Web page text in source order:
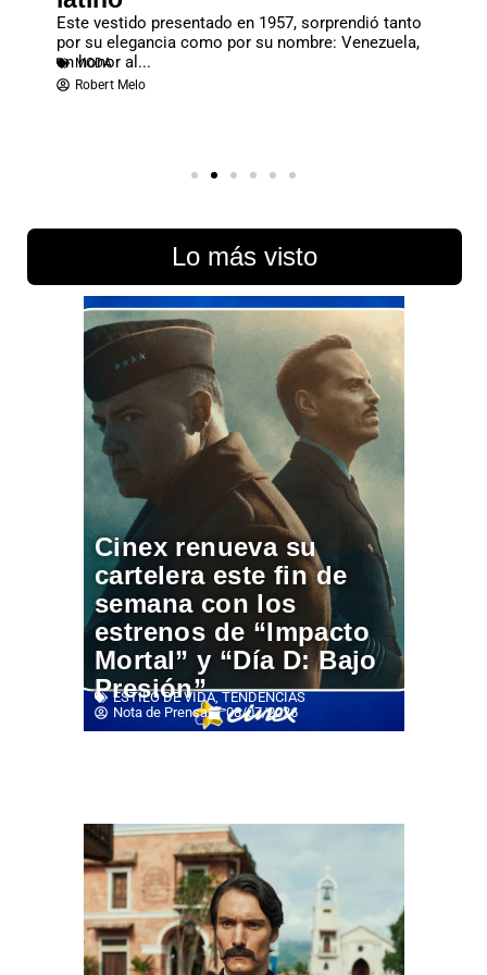
sorprendió tanto
Venezuela,
La Met Gala 2027 girará en torno a John
una de las figuras más influyentes y
MODA,TENDENCIAS
Lo más visto
Cinex renueva su
cartelera este fin de
semana con los
estrenos de “Impacto
Mortal” y “Día D: Bajo
Presión”
ESTILO DE VIDA,TENDENCIAS
Nota de Prensa
08/07/2026